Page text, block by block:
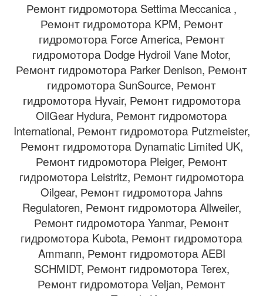
Ремонт гидромотора Settima Meccanica ,
Ремонт гидромотора KPM, Ремонт
гидромотора Force America, Ремонт
гидромотора Dodge Hydroil Vane Motor,
Ремонт гидромотора Parker Denison, Ремонт
гидромотора SunSource, Ремонт
гидромотора Hyvair, Ремонт гидромотора
OilGear Hydura, Ремонт гидромотора
International, Ремонт гидромотора Putzmeister,
Ремонт гидромотора Dynamatic Limited UK,
Ремонт гидромотора Pleiger, Ремонт
гидромотора Leistritz, Ремонт гидромотора
Oilgear, Ремонт гидромотора Jahns
Regulatoren, Ремонт гидромотора Allweiler,
Ремонт гидромотора Yanmar, Ремонт
гидромотора Kubota, Ремонт гидромотора
Ammann, Ремонт гидромотора AEBI
SCHMIDT, Ремонт гидромотора Terex,
Ремонт гидромотора Veljan, Ремонт